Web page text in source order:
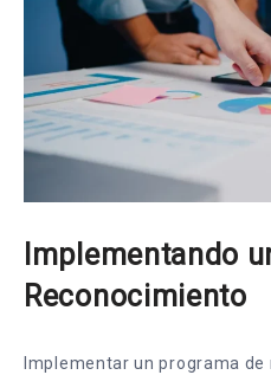
Implementando
Reconocimiento
Implementar un programa